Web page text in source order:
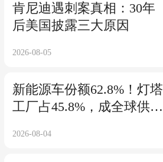
肯尼迪遇刺案真相：30年
后美国披露三大原因
2026-08-05
新能源车份额62.8%！灯塔
工厂占45.8%，成全球供应
2026-08-04